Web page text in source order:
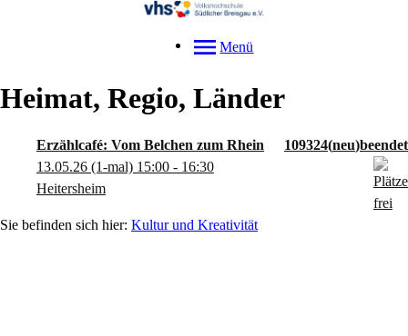
Menü
Heimat, Regio, Länder
Erzählcafé: Vom Belchen zum Rhein 109324 neu
13.05.26 (1-mal) 15:00 - 16:30
Heitersheim
Kultur und Kreativität